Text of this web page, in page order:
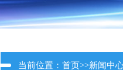
当前位置：首页>>新闻中